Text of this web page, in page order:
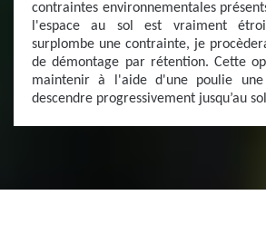
contraintes environnementales
l'espace au sol est vraiment
surplombe une contrainte, je
de démontage par rétention. Cette
maintenir à l'aide d'une poulie
descendre progressivement jusqu’au